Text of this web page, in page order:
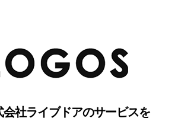
会社ライブドアのサービスを